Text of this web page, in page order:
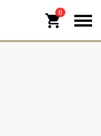
shopping_cart
0